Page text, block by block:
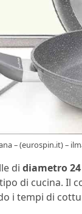
– (eurospin.it) –
di diametro
di cucina. Il
i tempi di